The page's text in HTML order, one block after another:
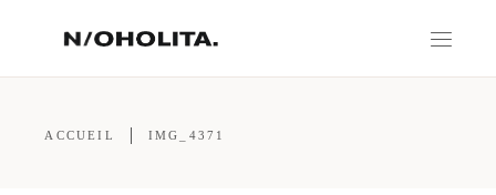
ACCUEIL IMG_4371